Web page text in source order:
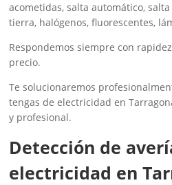
acometidas, salta automático,
tierra, halógenos, fluorescentes,
Respondemos siempre con
precio.
Te solucionaremos
tengas de electricidad en
y profesional.
Detección de
electricidad en